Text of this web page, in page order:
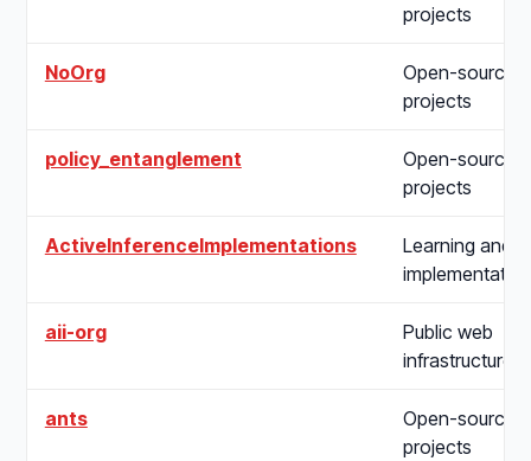
projects
NoOrg
Open-source
projects
policy_entanglement
Open-source
projects
ActiveInferenceImplementations
Learning and
aii-org
Public web
infrastructure
ants
Open-source
projects